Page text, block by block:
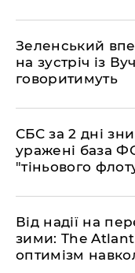
​Зеленський
на зустріч із
говоритимуть
​СБС за 2 дні
уражені база
"тіньового
​Від надії на
зими: The
оптимізм